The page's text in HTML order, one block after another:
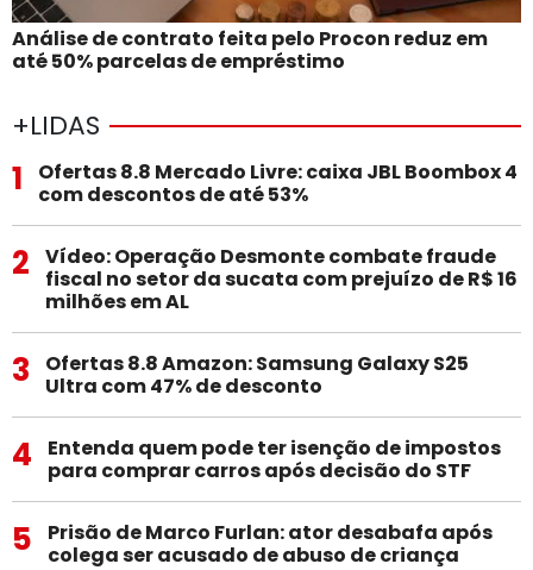
Análise de contrato feita pelo Procon reduz em
até 50% parcelas de empréstimo
+LIDAS
1
Ofertas 8.8 Mercado Livre: caixa JBL Boombox 4
com descontos de até 53%
2
Vídeo: Operação Desmonte combate fraude
fiscal no setor da sucata com prejuízo de R$ 16
milhões em AL
3
Ofertas 8.8 Amazon: Samsung Galaxy S25
Ultra com 47% de desconto
4
Entenda quem pode ter isenção de impostos
para comprar carros após decisão do STF
5
Prisão de Marco Furlan: ator desabafa após
colega ser acusado de abuso de criança